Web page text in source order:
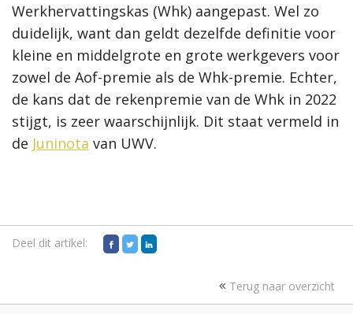
Werkhervattingskas (Whk) aangepast. Wel zo
duidelijk, want dan geldt dezelfde definitie voor
kleine en middelgrote en grote werkgevers voor
zowel de Aof-premie als de Whk-premie. Echter,
de kans dat de rekenpremie van de Whk in 2022
stijgt, is zeer waarschijnlijk. Dit staat vermeld in
de Juninota van UWV.
Deel dit artikel:
Terug naar overzicht